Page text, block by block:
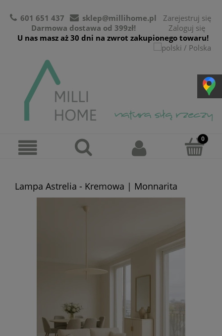
601 651 437
sklep@millihome.pl
Darmowa dostawa od 399zł!
U nas masz aż 30 dni na zwrot zakupionego towaru!
Zarejestruj się
Zaloguj się
Lampa Astrelia - Kremowa | Monnarita